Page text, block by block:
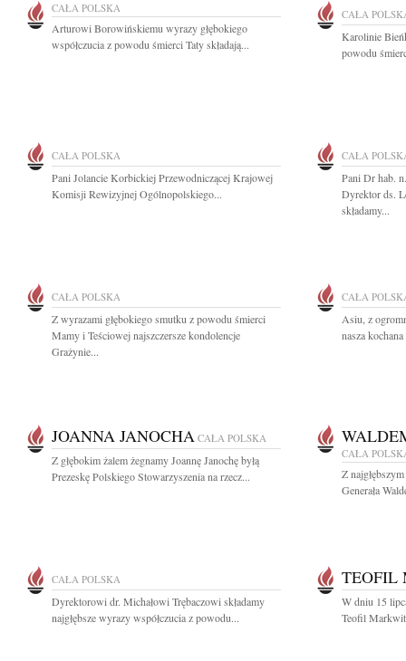
CAŁA POLSKA
Arturowi Borowińskiemu wyrazy głębokiego
współczucia z powodu śmierci Taty składają...
CAŁA
Karolinie
powodu
CAŁA POLSKA
Pani Jolancie Korbickiej Przewodniczącej Krajowej
Komisji Rewizyjnej Ogólnopolskiego...
CAŁA
Pani Dr hab.
Dyrektor ds.
składamy...
CAŁA POLSKA
Z wyrazami głębokiego smutku z powodu śmierci
Mamy i Teściowej najszczersze kondolencje
Grażynie...
CAŁA
Asiu, z
nasza
JOANNA JANOCHA CAŁA POLSKA
Z głębokim żalem żegnamy Joannę Janochę byłą
Prezeskę Polskiego Stowarzyszenia na rzecz...
CAŁA
Z
Generała
CAŁA POLSKA
Dyrektorowi dr. Michałowi Trębaczowi składamy
najgłębsze wyrazy współczucia z powodu...
TEOFIL
W dniu 15
Teofil